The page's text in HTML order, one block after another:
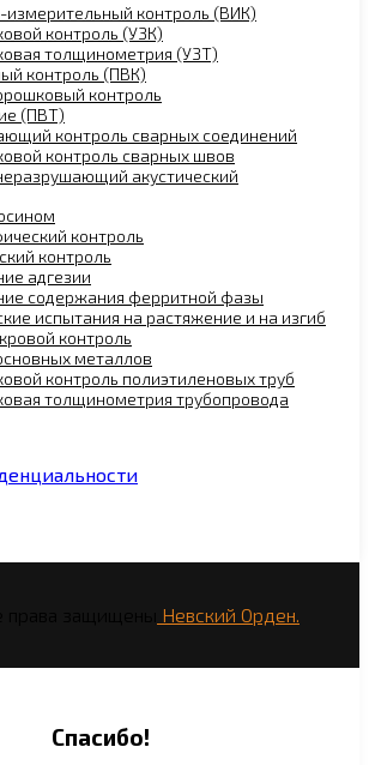
измерительный контроль (ВИК)
контроль (УЗК)
толщинометрия (УЗТ)
контроль (ПВК)
контроль
(ПВТ)
контроль сварных соединений
контроль сварных швов
акустический
контроль
контроль
адгезии
содержания ферритной фазы
испытания на растяжение и на изгиб
контроль
металлов
контроль полиэтиленовых труб
толщинометрия трубопровода
Невский Орден.
Спасибо!